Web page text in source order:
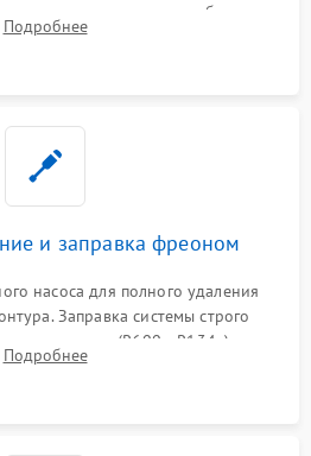
вентиляторов обдува,
поврежденных дверных петель.
Подробнее
и заправка фреоном
насоса для полного удаления
Заправка системы строго
хладагента (R600a, R134a) по
рабочего давления в системе.
Подробнее